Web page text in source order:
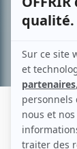
Liens